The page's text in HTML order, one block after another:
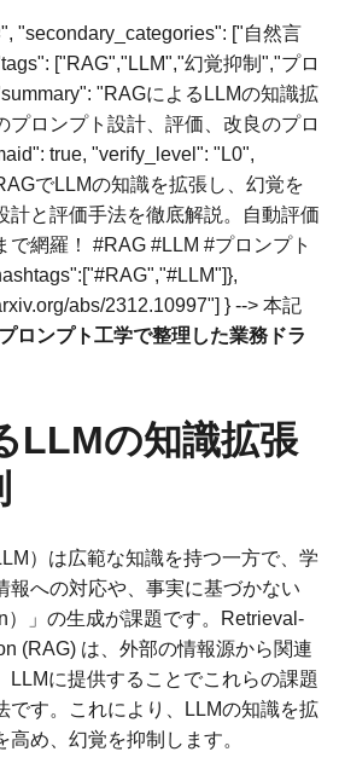
"secondary_categories": ["自然言
["RAG","LLM","幻覚抑制","プロ
"RAGによるLLMの知識拡
プロンプト設計、評価、改良のプロ
true, "verify_level": "L0",
でLLMの知識を拡張し、幻覚を
計と評価手法を徹底解説。自動評価
で網羅！ #RAG #LLM #プロンプト
abs/2312.10997"] } --> 本記
ロンプト工学で整理した業務ドラ
LLMの知識拡張
）は広範な知識を持つ一方で、学
報への対応や、事実に基づかない
）」の生成が課題です。Retrieval-
(RAG) は、外部の情報源から関連
LLMに提供することでこれらの課題
です。これにより、LLMの知識を拡
め、幻覚を抑制します。